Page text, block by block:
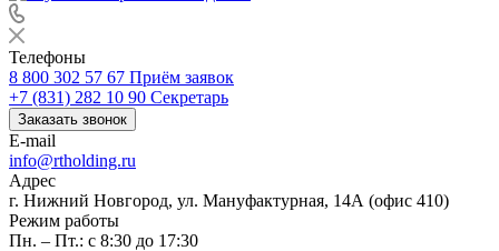
Телефоны
8 800 302 57 67 Приём заявок
+7 (831) 282 10 90 Секретарь
Заказать звонок
E-mail
info@rtholding.ru
Адрес
г. Нижний Новгород, ул. Мануфактурная, 14А (офис 410)
Режим работы
Пн. – Пт.: с 8:30 до 17:30